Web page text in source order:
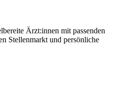
Ärzt:innen mit passenden
Stellenmarkt und persönliche